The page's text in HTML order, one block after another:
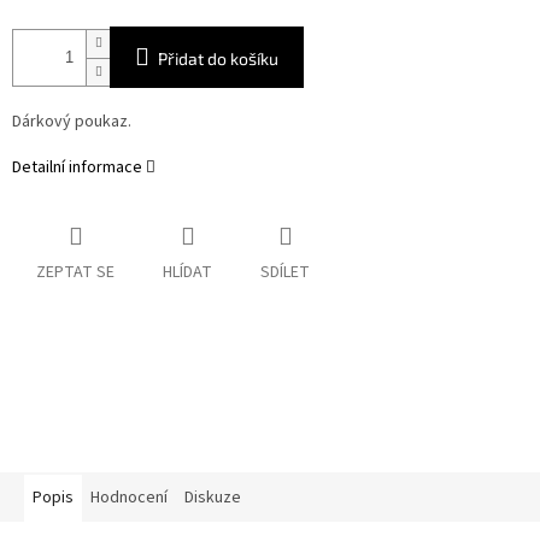
Přidat do košíku
Dárkový poukaz.
Detailní informace
ZEPTAT SE HLÍDAT SDÍLET
Popis Hodnocení Diskuze